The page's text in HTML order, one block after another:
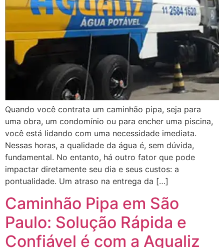
Quando você contrata um caminhão pipa, seja para
uma obra, um condomínio ou para encher uma piscina,
você está lidando com uma necessidade imediata.
Nessas horas, a qualidade da água é, sem dúvida,
fundamental. No entanto, há outro fator que pode
impactar diretamente seu dia e seus custos: a
pontualidade. Um atraso na entrega da […]
Caminhão Pipa em São
Paulo: Solução Rápida e
Confiável é com a Agualiz